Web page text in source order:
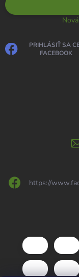
PRIHLÁSIŤ SA
FACEBOOK
https://